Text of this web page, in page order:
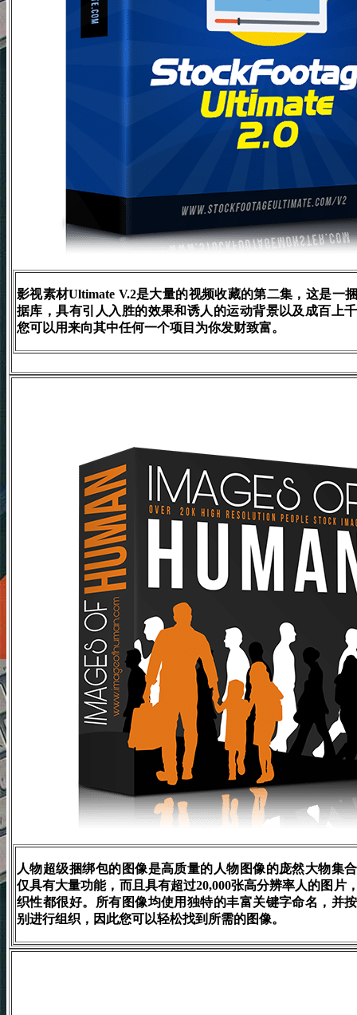
影视素材Ultimate V.2是大量的视频收藏的第二集，这是一
据库，具有引人入胜的效果和诱人的运动背景以及成百上
您可以用来向其中任何一个项目为你发财致富。
人物超级捆绑包的图像是高质量的人物图像的庞然大物集
仅具有大量功能，而且具有超过20,000张高分辨率人的图片
织性都很好。所有图像均使用独特的丰富关键字命名，并
别进行组织，因此您可以轻松找到所需的图像。